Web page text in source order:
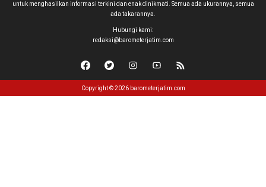
untuk menghasilkan informasi terkini dan enak dinikmati. Semua ada ukurannya, semua
ada takarannya.
Hubungi kami:
redaksi@barometerjatim.com
Copyright © 2026 barometerjatim.com